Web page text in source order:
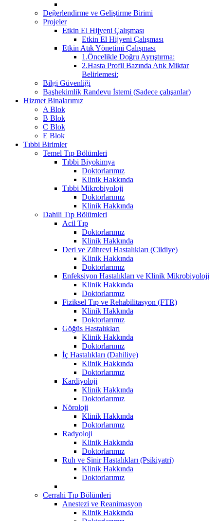
Değerlendirme ve Geliştirme Birimi
Projeler
Etkin El Hijyeni Çalışması
Etkin El Hijyeni Çalışması
Etkin Atık Yönetimi Çalışması
1.Öncelikle Doğru Ayrıştırma:
2.Hasta Profil Bazında Atık Miktar
Belirlemesi:
Bilgi Güvenliği
Başhekimlik Randevu İstemi (Sadece çalışanlar)
Hizmet Binalarımız
A Blok
B Blok
C Blok
E Blok
Tıbbi Birimler
Temel Tıp Bölümleri
Tıbbi Biyokimya
Doktorlarımız
Klinik Hakkında
Tıbbi Mikrobiyoloji
Doktorlarımız
Klinik Hakkında
Dahili Tıp Bölümleri
Acil Tıp
Doktorlarımız
Klinik Hakkında
Deri ve Zührevi Hastalıkları (Cildiye)
Klinik Hakkında
Doktorlarımız
Enfeksiyon Hastalıkları ve Klinik Mikrobiyoloji
Klinik Hakkında
Doktorlarımız
Fiziksel Tıp ve Rehabilitasyon (FTR)
Klinik Hakkında
Doktorlarımız
Göğüs Hastalıkları
Klinik Hakkında
Doktorlarımız
İç Hastalıkları (Dahiliye)
Klinik Hakkında
Doktorlarımız
Kardiyoloji
Klinik Hakkında
Doktorlarımız
Nöroloji
Klinik Hakkında
Doktorlarımız
Radyoloji
Klinik Hakkında
Doktorlarımız
Ruh ve Sinir Hastalıkları (Psikiyatri)
Klinik Hakkında
Doktorlarımız
Cerrahi Tıp Bölümleri
Anestezi ve Reanimasyon
Klinik Hakkında